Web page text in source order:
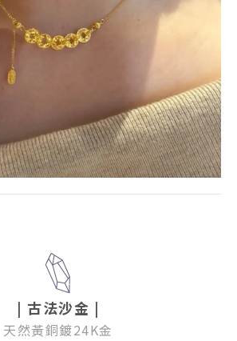
| 古法沙金 |
天然黃銅鍍24K金